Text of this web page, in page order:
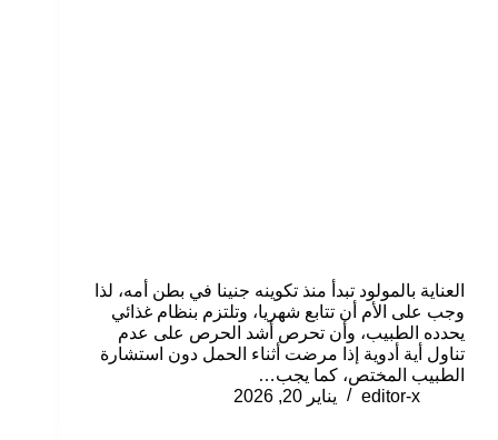
العناية بالمولود تبدأ منذ تكوينه جنينا في بطن أمه، لذا
وجب على الأم أن تتابع شهريا، وتلتزم بنظام غذائي
يحدده الطبيب، وأن تحرص أشد الحرص على عدم
تناول أية أدوية إذا مرضت أثناء الحمل دون استشارة
الطبيب المختص، كما يجب…
editor-x
يناير 20, 2026